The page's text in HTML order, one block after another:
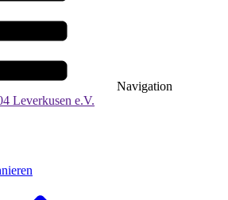
Navigation